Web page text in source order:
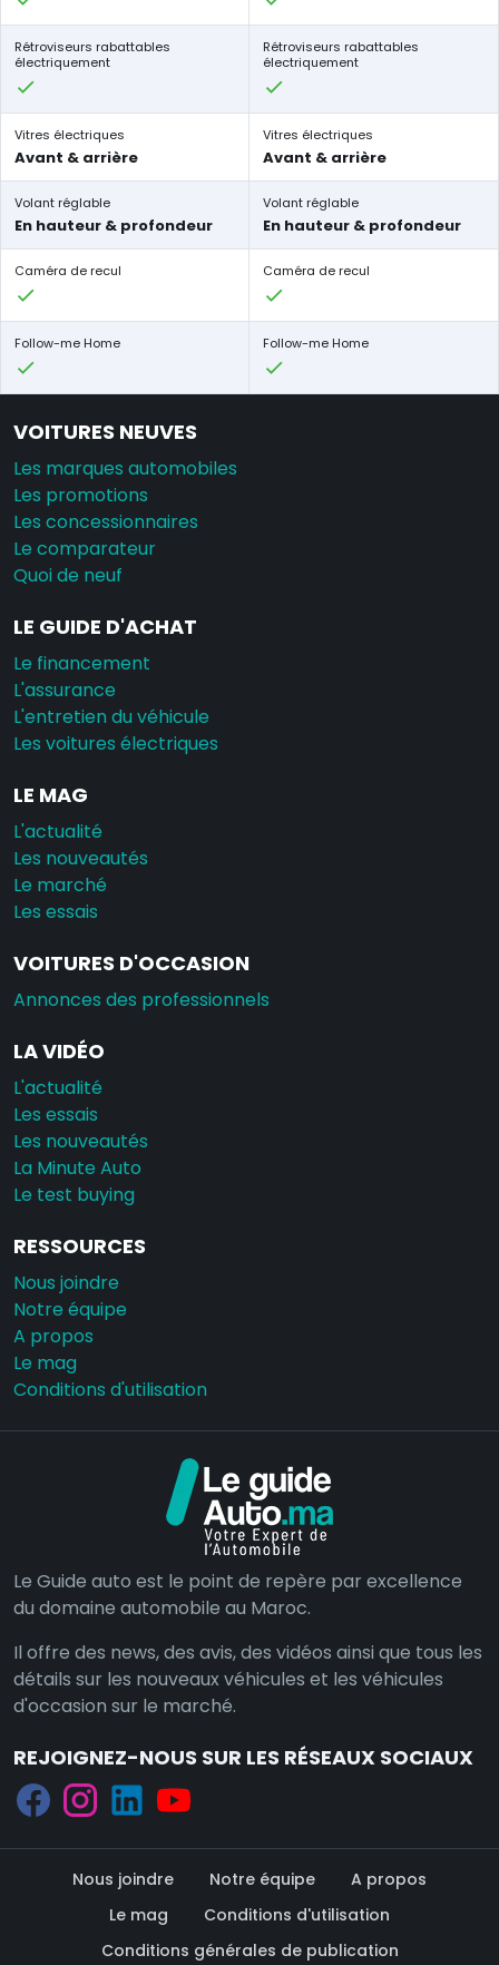
Rétroviseurs rabattables
électriquement
Rétroviseurs rabattables
électriquement
Vitres électriques
Avant & arrière
Vitres électriques
Avant & arrière
Volant réglable
En hauteur & profondeur
Volant réglable
En hauteur & profondeur
Caméra de recul Caméra de recul
Follow-me Home Follow-me Home
VOITURES NEUVES
Les marques automobiles
Les promotions
Les concessionnaires
Le comparateur
Quoi de neuf
LE GUIDE D'ACHAT
Le financement
L'assurance
L'entretien du véhicule
Les voitures électriques
LE MAG
L'actualité
Les nouveautés
Le marché
Les essais
VOITURES D'OCCASION
Annonces des professionnels
LA VIDÉO
L'actualité
Les essais
Les nouveautés
La Minute Auto
Le test buying
RESSOURCES
Nous joindre
Notre équipe
A propos
Le mag
Conditions d'utilisation
Le Guide auto est le point de repère par excellence
du domaine automobile au Maroc.
Il offre des news, des avis, des vidéos ainsi que tous les
détails sur les nouveaux véhicules et les véhicules
d'occasion sur le marché.
REJOIGNEZ-NOUS SUR LES RÉSEAUX SOCIAUX
Nous joindre Notre équipe
A propos
Le mag
Conditions d'utilisation
Conditions générales de publication